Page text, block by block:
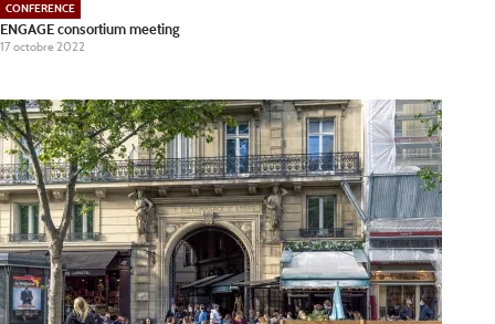
CONFERENCE
ENGAGE consortium meeting
17 octobre 2022